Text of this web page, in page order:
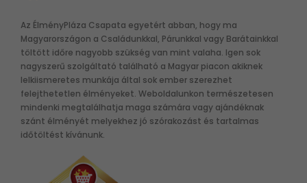
Az ÉlményPláza Csapata egyetért abban, hogy ma
Magyarországon a Családunkkal, Párunkkal vagy Barátainkkal
töltött időre nagyobb szükség van mint valaha. Igen sok
nagyszerű szolgáltató található a Magyar piacon akiknek
lelkiismeretes munkája által sok ember szerezhet
felejthetetlen élményeket. Weboldalunkon természetesen
mindenki megtalálhatja maga számára vagy ajándéknak
szánt élményét melyekhez jó szórakozást és tartalmas
időtöltést kívánunk.